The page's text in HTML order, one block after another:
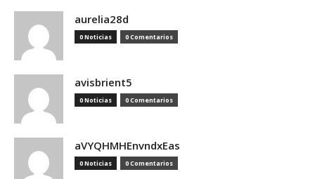
aurelia28d
0 Noticias 0 Comentarios
avisbrient5
0 Noticias 0 Comentarios
aVYQHMHEnvndxEas
0 Noticias 0 Comentarios